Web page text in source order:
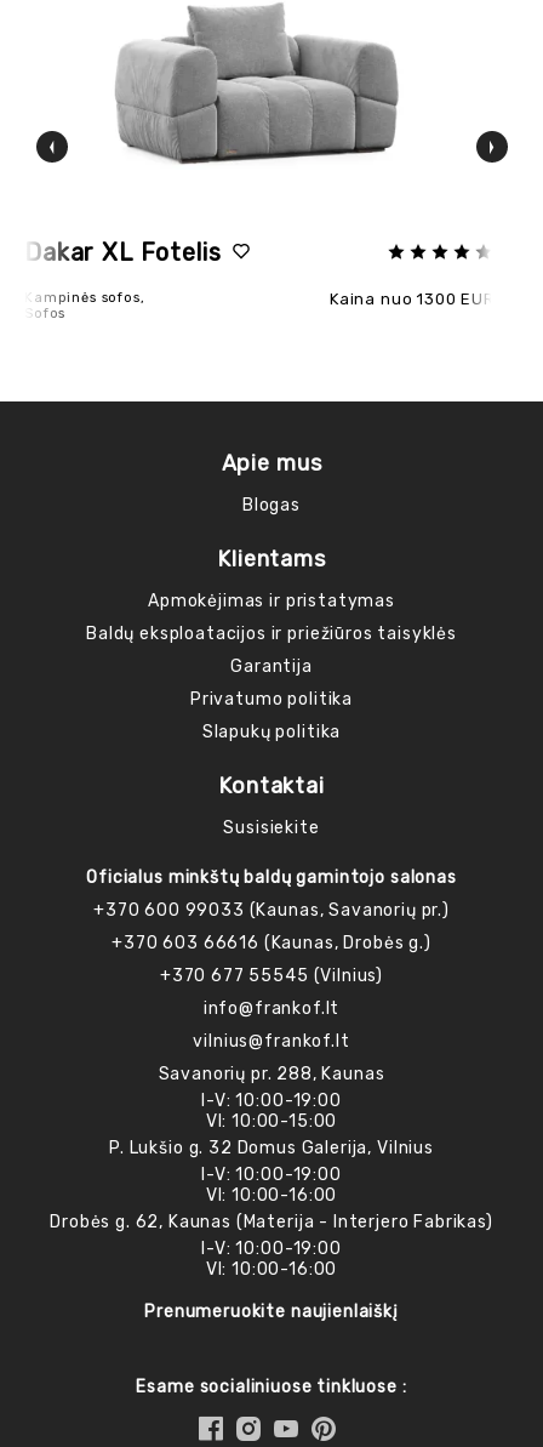
Dakar XL Fotelis
Kampinės sofos,
Sofos
Kaina nuo 1300 EUR
Apie mus
Blogas
Klientams
Apmokėjimas ir pristatymas
Baldų eksploatacijos ir priežiūros taisyklės
Garantija
Privatumo politika
Slapukų politika
Kontaktai
Susisiekite
Oficialus minkštų baldų gamintojo salonas
+370 600 99033 (Kaunas, Savanorių pr.)
+370 603 66616 (Kaunas, Drobės g.)
+370 677 55545 (Vilnius)
info@frankof.lt
vilnius@frankof.lt
Savanorių pr. 288, Kaunas
I-V: 10:00-19:00
VI: 10:00-15:00
P. Lukšio g. 32 Domus Galerija, Vilnius
I-V: 10:00-19:00
VI: 10:00-16:00
Drobės g. 62, Kaunas (Materija - Interjero Fabrikas)
I-V: 10:00-19:00
VI: 10:00-16:00
Prenumeruokite naujienlaiškį
Esame socialiniuose tinkluose :